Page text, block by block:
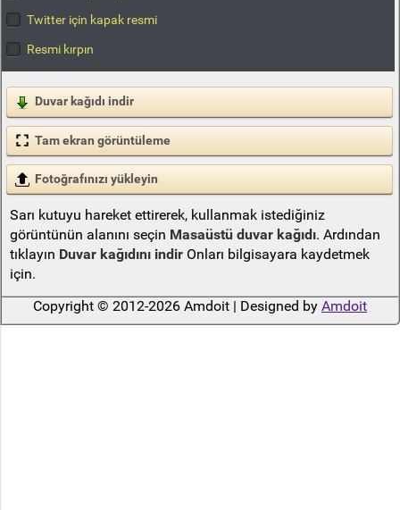
Twitter için kapak resmi
Resmi kırpın
Duvar kağıdı indir
Tam ekran görüntüleme
Fotoğrafınızı yükleyin
Sarı kutuyu hareket ettirerek, kullanmak istediğiniz
görüntünün alanını seçin Masaüstü duvar kağıdı. Ardından
tıklayın Duvar kağıdını indirOnları bilgisayara kaydetmek
için.
Copyright © 2012-2026 Amdoit | Designed by Amdoit